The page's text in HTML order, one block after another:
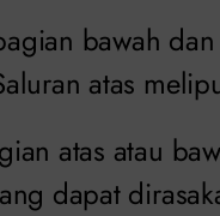
bawah
atas
atas atau
dapat